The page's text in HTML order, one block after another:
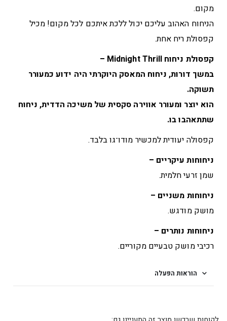
מקום.
הניחוח האהוב עליכם יכול ללכת איתכם לכל מקום! מכיל
קפסולת ריח אחת.
קפסולת ניחוח Midnight Thrill –
במשך דורות, ניחוח המאסק היוקרתי היה ידוע כמעורר
תשוקה.
הוא יוצר ומעורר אווירה סקסית של משיכה הדדית, ניחוח
שתתאהבו בו.
קפסולה יעודית למכשיר מודו־גו בלבד.
ניחוחות עיקריים –
שמן זרעי חלמית.
ניחוחות משניים –
מושק מודגש.
ניחוחות נותרים –
רכיבי מושק טבעיים מקוריים.
הוראות הפעלה